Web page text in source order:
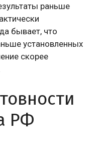
раньше
бывает, что
установленных
скорее
РФ